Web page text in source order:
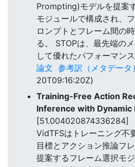
Prompting)モデルを提案
モジュールで構成され、
ロンプトとフレーム間の
る。 STOPは、最先端の
して優れたパフォーマンス
論文 参考訳（メタデータ）
20T09:16:20Z)
Training-Free Action
Inference with Dynamic
[51.004020874336284]
VidTFSはトレーニング不
目標とアクション推論フ
提案するフレーム選択モ